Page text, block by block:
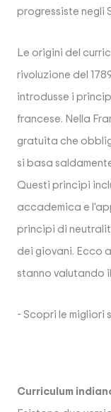
progressiste negli
Le origini del
rivoluzione del
introdusse i
francese. Nella
gratuita che
si basa
Questi principi
accademica e
principi di
dei giovani. Ecco
stanno valutando
- Scopri le migliori
Curriculum